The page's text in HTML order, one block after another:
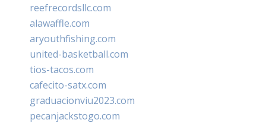
reefrecordsllc.com
alawaffle.com
aryouthfishing.com
united-basketball.com
tios-tacos.com
cafecito-satx.com
graduacionviu2023.com
pecanjackstogo.com